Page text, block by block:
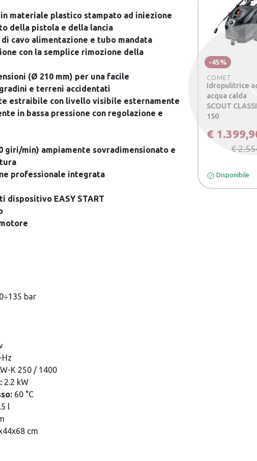
materiale plastico stampato ad iniezione
della pistola e della lancia
cavo alimentazione e tubo mandata
con la semplice rimozione della
(Ø 210 mm) per una facile
e terreni accidentati
estraibile con livello visibile esternamente
in bassa pressione con regolazione e
giri/min) ampiamente sovradimensionato e
professionale integrata
dispositivo EASY START
bar
K 250 / 1400
2.2 kW
60 °C
l
cm
COMET
Idropulitrice
acqua calda
SCOUT
150
€
€
-45%
Disponibile